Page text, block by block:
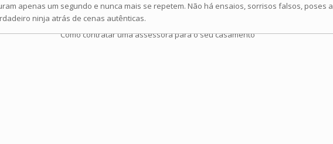
apenas um segundo e nunca mais se repetem. Não há ensaios, sorrisos falsos, poses
ninja atrás de cenas autênticas.